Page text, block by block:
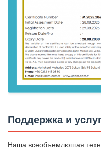
Поддержка и
Наша всеобъемлющая